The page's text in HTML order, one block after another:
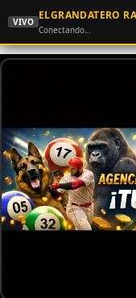
VIVO
ELGRANDATERO
Conectando…